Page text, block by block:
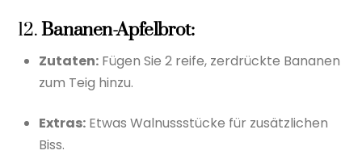
12.Bananen-Apfelbrot:
Zutaten: Fügen Sie 2 reife, zerdrückte Bananen
zum Teig hinzu.
Extras: Etwas Walnussstücke für zusätzlichen
Biss.